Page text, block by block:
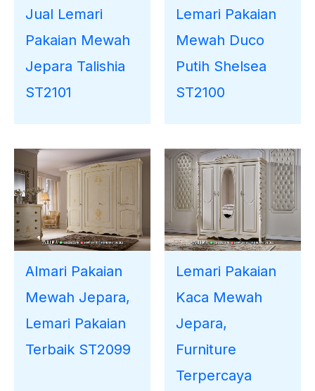
Jual Lemari
Pakaian Mewah
Jepara Talishia
ST2101
Lemari Pakaian
Mewah Duco
Putih Shelsea
ST2100
Almari Pakaian
Mewah Jepara,
Lemari Pakaian
Terbaik ST2099
Lemari Pakaian
Kaca Mewah
Jepara,
Furniture
Terpercaya